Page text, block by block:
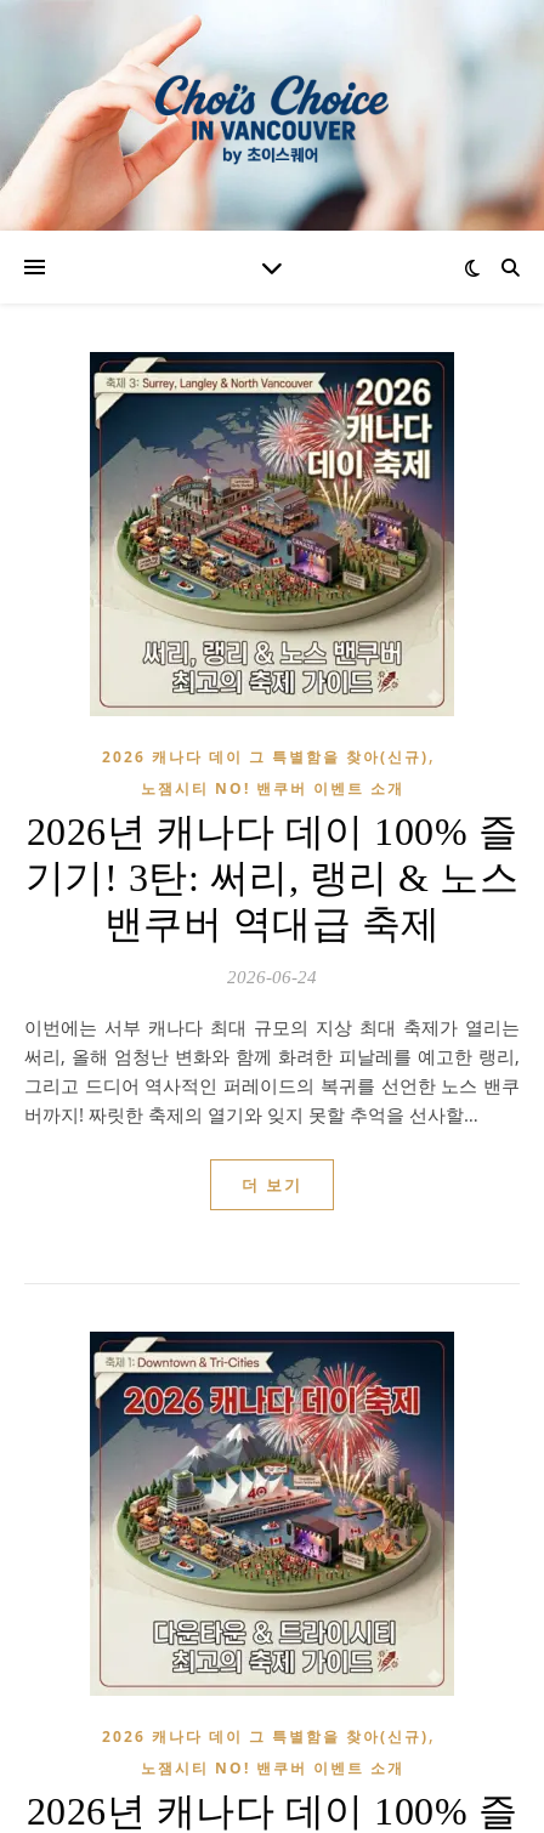
2026 캐나다 데이 그 특별함을 찾아(신규),
노잼시티 NO! 밴쿠버 이벤트 소개
2026년 캐나다 데이 100% 즐
기기! 3탄: 써리, 랭리 & 노스
밴쿠버 역대급 축제
2026-06-24
이번에는 서부 캐나다 최대 규모의 지상 최대 축제가 열리는
써리, 올해 엄청난 변화와 함께 화려한 피날레를 예고한 랭리,
그리고 드디어 역사적인 퍼레이드의 복귀를 선언한 노스 밴쿠
버까지! 짜릿한 축제의 열기와 잊지 못할 추억을 선사할…
더 보기
2026 캐나다 데이 그 특별함을 찾아(신규),
노잼시티 NO! 밴쿠버 이벤트 소개
2026년 캐나다 데이 100% 즐